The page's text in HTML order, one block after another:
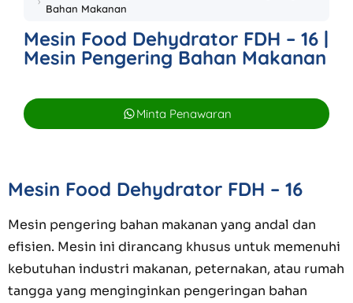
Bahan Makanan
Mesin Food Dehydrator FDH – 16 |
Mesin Pengering Bahan Makanan
Minta Penawaran
Mesin Food Dehydrator FDH – 16
Mesin pengering bahan makanan yang andal dan
efisien. Mesin ini dirancang khusus untuk memenuhi
kebutuhan industri makanan, peternakan, atau rumah
tangga yang menginginkan pengeringan bahan